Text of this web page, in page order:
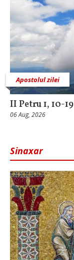
Apostolul zilei
II Petru 1, 10-19
06 Aug, 2026
Sinaxar